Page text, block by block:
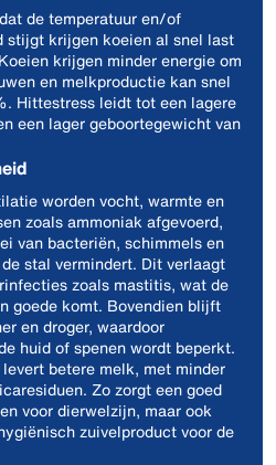
de temperatuur en/of
stijgt krijgen koeien al snel last
krijgen minder energie om
en melkproductie kan snel
Hittestress leidt tot een lagere
een lager geboortegewicht van
worden vocht, warmte en
zoals ammoniak afgevoerd,
van bacteriën, schimmels en
stal vermindert. Dit verlaagt
zoals mastitis, wat de
goede komt. Bovendien blijft
en droger, waardoor
huid of spenen wordt beperkt.
betere melk, met minder
Zo zorgt een goed
voor dierwelzijn, maar ook
zuivelproduct voor de